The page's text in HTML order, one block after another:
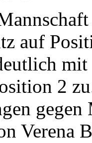
auf
2
gegen
Verena